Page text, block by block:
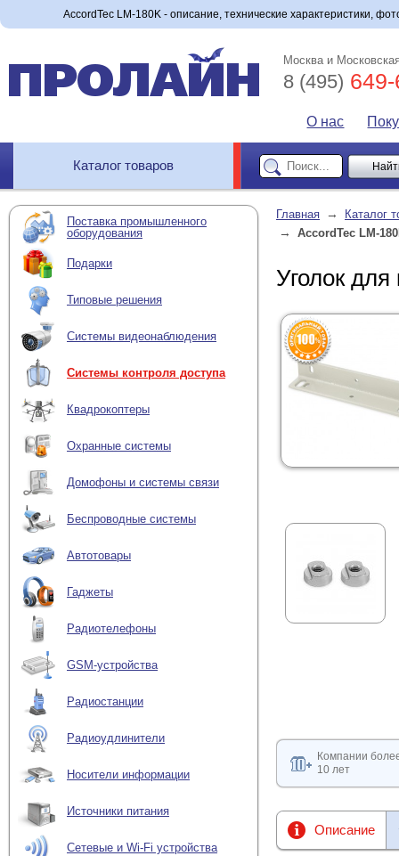
AccordTec LM-180K - описание, технические характеристики,
Москва и
8 (495)
О нас
Каталог товаров
Поставка промышленного
оборудования
Подарки
Типовые решения
Системы видеонаблюдения
Системы контроля доступа
Квадрокоптеры
Охранные системы
Домофоны и системы связи
Беспроводные системы
Автотовары
Гаджеты
Радиотелефоны
GSM-устройства
Радиостанции
Радиоудлинители
Носители информации
Источники питания
Сетевые и Wi-Fi устройства
Главная → Каталог
→ AccordTec LM-
Уголок
Компании
10 лет
Описание